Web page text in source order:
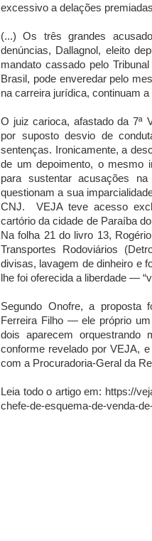
excessivo a delações
(...) Os três grandes
denúncias, Dallagnol, eleito
mandato cassado pelo
Brasil, pode enveredar pelo
na carreira jurídica, continuam a
O juiz carioca, afastado da 7ª
por suposto desvio de
sentenças. Ironicamente, a
de um depoimento, o mesmo
para sustentar acusações
questionam a sua
CNJ. VEJA teve acesso
cartório da cidade de Paraíba
Na folha 21 do livro 13,
Transportes Rodoviários
divisas, lavagem de dinheiro e
lhe foi oferecida a liberdade —
Segundo Onofre, a proposta
Ferreira Filho — ele próprio
dois aparecem orquestrando
conforme revelado por VEJA,
com a Procuradoria-Geral da
Leia todo o artigo em: https://
chefe-de-esquema-de-venda-